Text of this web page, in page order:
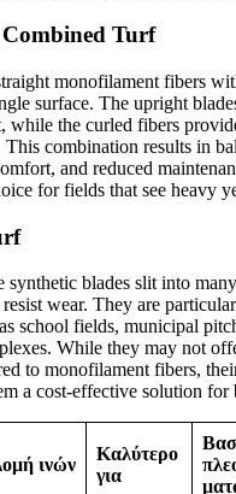
Turf
monofilament fibers
surface. The upright
while the curled fibers
combination results in
and reduced
for fields that see heavy
blades slit into
wear. They are
school fields, municipal
While they may not
to monofilament fibers,
a cost-effective solution for
ινών
Καλύτερο
για